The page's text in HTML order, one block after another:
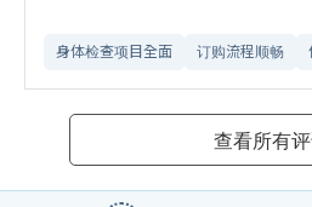
身体检查项目全面 订购流程顺畅
查看所有